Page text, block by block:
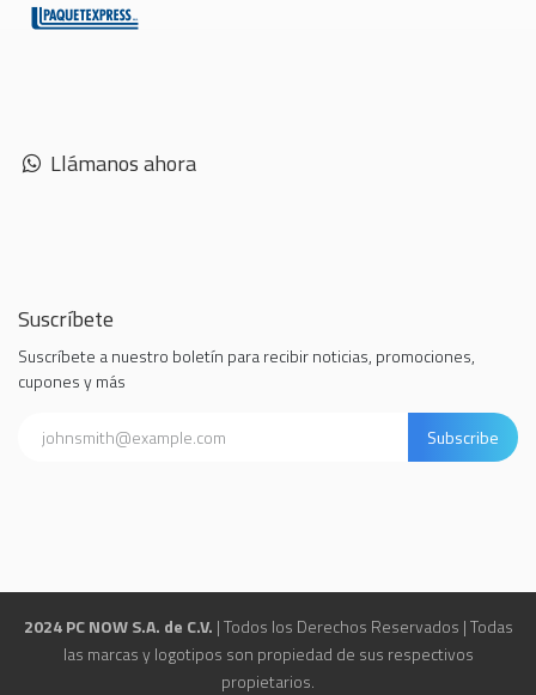
Llámanos ahora
Suscríbete
Suscríbete a nuestro boletín para recibir noticias, promociones,
cupones y más
Subscribe
2024 PC NOW S.A. de C.V. | Todos los Derechos Reservados | Todas
las marcas y logotipos son propiedad de sus respectivos
propietarios.